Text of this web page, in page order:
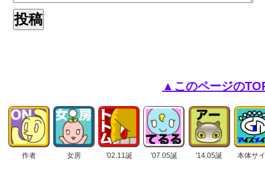
▲このページの
作者 女房 '02.11誕 '07.05誕 '14.05誕 本体サ